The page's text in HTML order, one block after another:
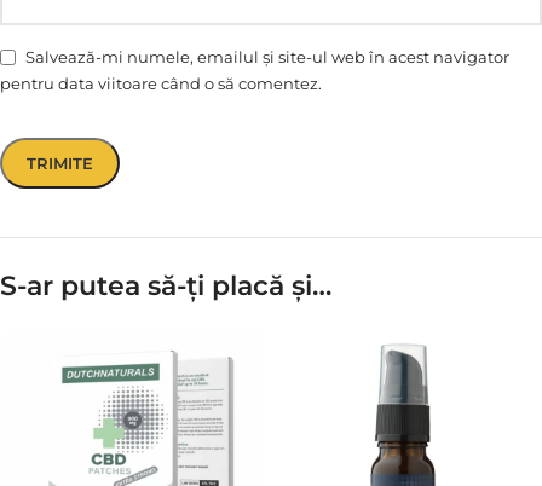
Salvează-mi numele, emailul și site-ul web în acest navigator
pentru data viitoare când o să comentez.
S-ar putea să-ți placă și…